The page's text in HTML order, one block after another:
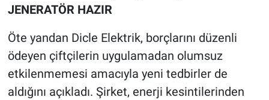
JENERATÖR HAZIR
Öte yandan Dicle Elektrik, borçlarını düzenli
ödeyen çiftçilerin uygulamadan olumsuz
etkilenmemesi amacıyla yeni tedbirler de
aldığını açıkladı. Şirket, enerji kesintilerinden